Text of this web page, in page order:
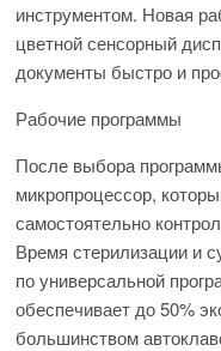
инструментом. Новая
цветной сенсорный
документы быстро и
Рабочие программы
После выбора
микропроцессор,
самостоятельно
Время стерилизации и
по универсальной
обеспечивает до 50%
большинством